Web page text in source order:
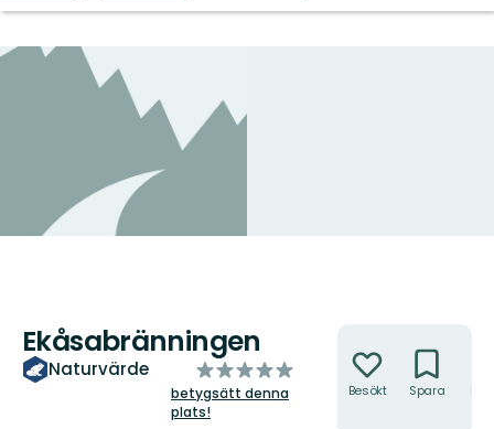
Ekåsabränningen
Naturvärde
av
5
stjärnor
betygsätt denna
plats!
Besökt Spara